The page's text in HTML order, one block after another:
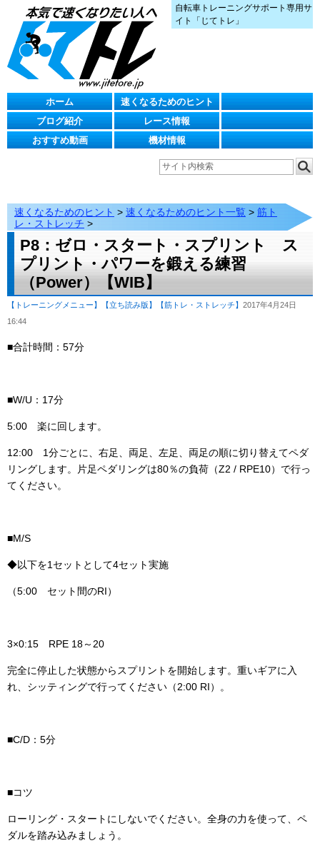
自転車トレーニングサポート専用サ
イト「じてトレ」
ホーム
速くなるためのヒント
ブログ紹介
レース情報
おすすめ動画
機材情報
速くなるためのヒント > 速くなるためのヒント一覧 > 筋ト
レ・ストレッチ >
P8：ゼロ・スタート・スプリント ス
プリント・パワーを鍛える練習
（Power）【WIB】
【トレーニングメニュー】 【立ち読み版】 【筋トレ・ストレッチ】 2017年4月24日
16:44
■合計時間：57分
■W/U：17分
5:00 楽に回します。
12:00 1分ごとに、右足、両足、左足、両足の順に切り替えてペダ
リングします。片足ペダリングは80％の負荷（Z2 / RPE10）で行っ
てください。
■M/S
◆以下を1セットとして4セット実施
（5:00 セット間のRI）
3×0:15 RPE 18～20
完全に停止した状態からスプリントを開始します。重いギアに入
れ、シッティングで行ってください（2:00 RI）。
■C/D：5分
■コツ
ローリング・スタートにしないでください。全身の力を使って、ペ
ダルを踏み込みましょう。